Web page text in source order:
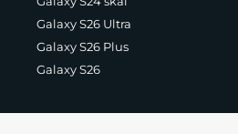
Galaxy S26 Ultra
Galaxy S26 Plus
Galaxy S26